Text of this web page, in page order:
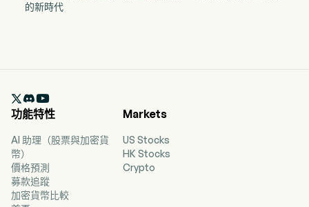
的新時代

功能特性
AI 助理（股票與加密貨
幣）
價格預測
募款追蹤
加密貨幣比較
Markets
US Stocks
HK Stocks
Crypto